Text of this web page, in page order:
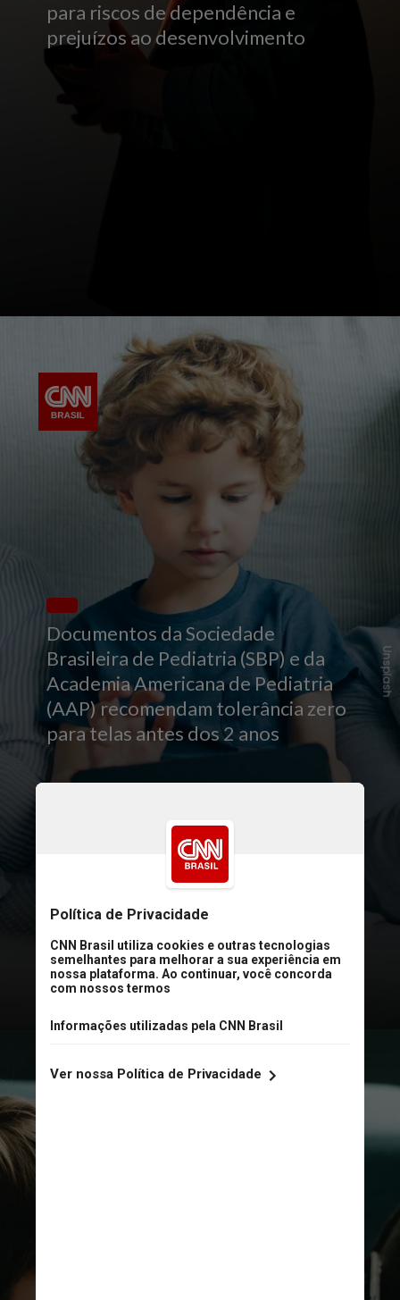
para riscos de dependência e
prejuízos ao desenvolvimento
Documentos da Sociedade
Brasileira de Pediatria (SBP) e da
Academia Americana de Pediatria
(AAP) recomendam tolerância zero
para telas antes dos 2 anos
Unsplash